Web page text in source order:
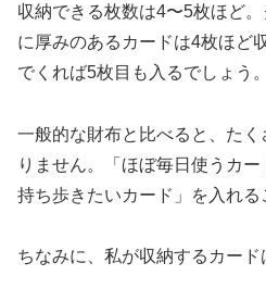
収納できる枚数は4〜5枚ほど
に厚みのあるカードは4枚ほど
でくれば5枚目も入るでしょう。
一般的な財布と比べると、た
りません。「ほぼ毎日使うカ
持ち歩きたいカード」を入れる
ちなみに、私が収納するカード